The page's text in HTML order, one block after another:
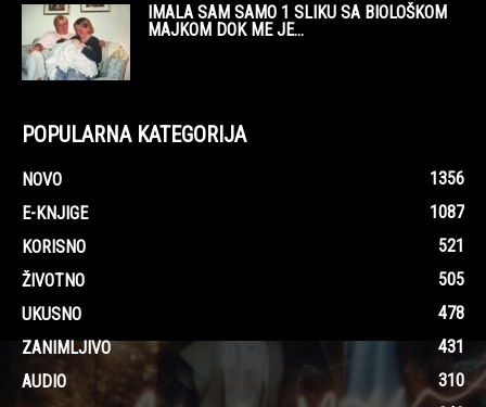
IMALA SAM SAMO 1 SLIKU SA BIOLOŠKOM
MAJKOM DOK ME JE...
POPULARNA KATEGORIJA
NOVO
1356
E-KNJIGE
1087
KORISNO
521
ŽIVOTNO
505
UKUSNO
478
ZANIMLJIVO
431
AUDIO
310